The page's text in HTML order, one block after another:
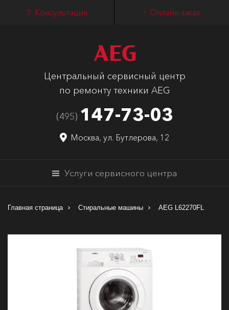
Консультация Онлайн-заказ
Центральный сервисный центр
по ремонту техники AEG
(495) 147-73-03
Москва, ул. Бутлерова, 12
Услуги сервисного центра
Главная страница Стиральные машины AEG L62270FL